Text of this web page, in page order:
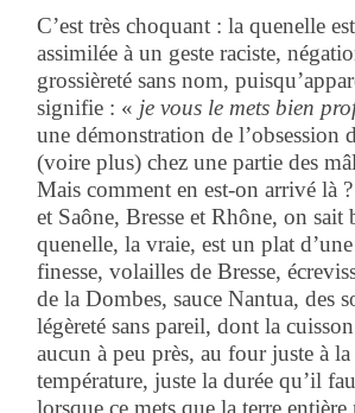
C’est très choquant : la quenelle
assimilée à un geste raciste,
grossièreté sans nom,
signifie : « je vous le mets bien
une démonstration de l’obsession
(voire plus) chez une partie des
Mais comment en est-on arrivé là
et Saône, Bresse et Rhône, on sait
quenelle, la vraie, est un plat
finesse, volailles de Bresse,
de la Dombes, sauce Nantua, des
légèreté sans pareil, dont la
aucun à peu près, au four juste à
température, juste la durée qu’il